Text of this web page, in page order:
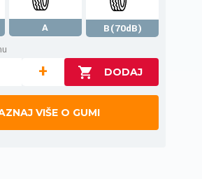
A
B(70dB)
+
VIŠE O GUMI